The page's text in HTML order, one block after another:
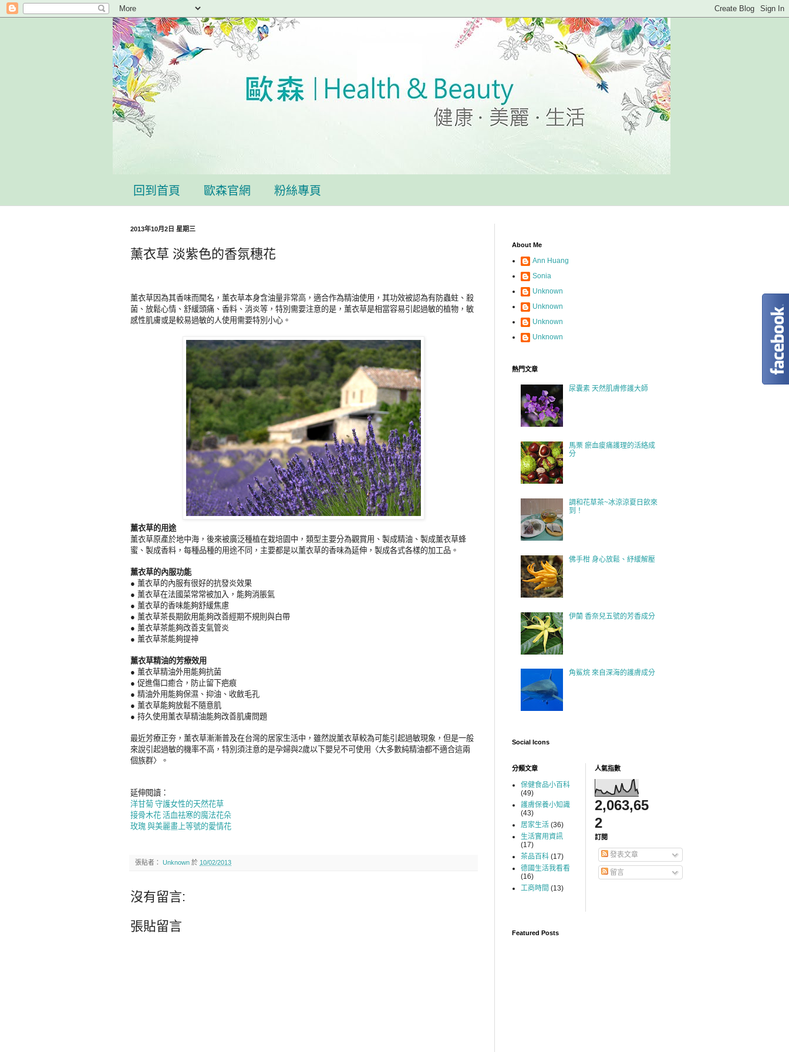
回到首頁 歐森官網 粉絲專頁
2013年10月2日 星期三
薰衣草 淡紫色的香氛穗花
薰衣草因為其香味而聞名，薰衣草本身含油量非常高，適合作為精油使用，其功效被認為有防蟲蛀、殺
菌、放鬆心情、舒緩頭痛、香料、消炎等，特別需要注意的是，薰衣草是相當容易引起過敏的植物，敏
感性肌膚或是較易過敏的人使用需要特別小心。
薰衣草的用途
薰衣草原產於地中海，後來被廣泛種植在栽培園中，類型主要分為觀賞用、製成精油、製成薰衣草蜂
蜜、製成香料，每種品種的用途不同，主要都是以薰衣草的香味為延伸，製成各式各樣的加工品。
薰衣草的內服功能
● 薰衣草的內服有很好的抗發炎效果
● 薰衣草在法國菜常常被加入，能夠消脹氣
● 薰衣草的香味能夠舒緩焦慮
● 薰衣草茶長期飲用能夠改善經期不規則與白帶
● 薰衣草茶能夠改善支氣管炎
● 薰衣草茶能夠提神
薰衣草精油的芳療效用
● 薰衣草精油外用能夠抗菌
● 促進傷口癒合，防止留下疤痕
● 精油外用能夠保濕、抑油、收斂毛孔
● 薰衣草能夠放鬆不隨意肌
● 持久使用薰衣草精油能夠改善肌膚問題
最近芳療正夯，薰衣草漸漸普及在台灣的居家生活中，雖然說薰衣草較為可能引起過敏現象，但是一般
來說引起過敏的機率不高，特別須注意的是孕婦與2歲以下嬰兒不可使用〈大多數純精油都不適合這兩
個族群〉。
延伸閱讀：
洋甘菊 守護女性的天然花草
接骨木花 活血祛寒的魔法花朵
玫瑰 與美麗畫上等號的愛情花
張貼者： Unknown 於 10/02/2013
沒有留言:
張貼留言
About Me
Ann Huang
Sonia
Unknown
Unknown
Unknown
Unknown
熱門文章
尿囊素 天然肌膚修護大師
馬栗 瘀血痠痛護理的活絡成
分
調和花草茶~冰涼涼夏日飲來
到！
佛手柑 身心放鬆、紓緩解壓
伊蘭 香奈兒五號的芳香成分
角鯊烷 來自深海的護膚成分
Social Icons
分類文章
保健食品小百科
(49)
護膚保養小知識
(43)
居家生活 (36)
生活實用資訊
(17)
茶品百科 (17)
德國生活我看看
(16)
工商時間 (13)
人氣指數
2,063,65
2
訂閱
發表文章
留言
Featured Posts